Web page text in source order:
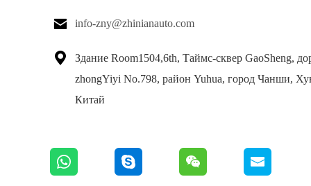
 info-zny@zhinianauto.com

Здание Room1504,6th, Таймс-сквер GaoSheng,
zhongYiyi No.798, район Yuhua, город Чанши,
Китай